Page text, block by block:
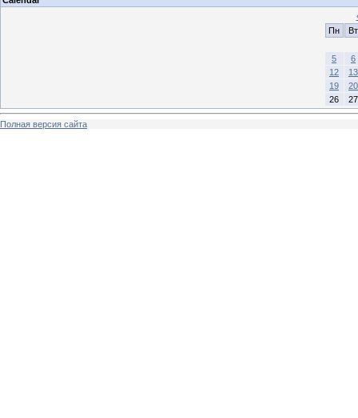
Пн
Вт
5
6
12
13
19
20
26
27
Полная версия сайта